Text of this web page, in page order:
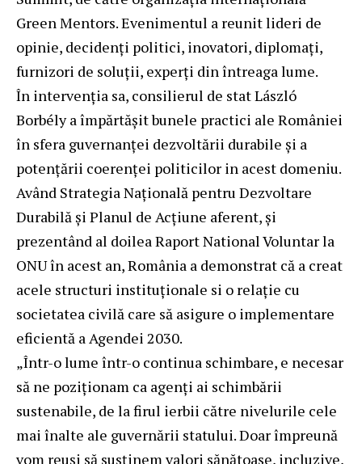
Green Mentors. Evenimentul a reunit lideri de
opinie, decidenți politici, inovatori, diplomați,
furnizori de soluții, experți din întreaga lume.
În intervenția sa, consilierul de stat László
Borbély a împărtășit bunele practici ale României
în sfera guvernanței dezvoltării durabile și a
potențării coerenței politicilor in acest domeniu.
Având Strategia Națională pentru Dezvoltare
Durabilă și Planul de Acțiune aferent, și
prezentând al doilea Raport National Voluntar la
ONU în acest an, România a demonstrat că a creat
acele structuri instituționale si o relație cu
societatea civilă care să asigure o implementare
eficientă a Agendei 2030.
„Într-o lume într-o continua schimbare, e necesar
să ne poziționam ca agenți ai schimbării
sustenabile, de la firul ierbii către nivelurile cele
mai înalte ale guvernării statului. Doar împreună
vom reuși să susținem valori sănătoase, incluzive,